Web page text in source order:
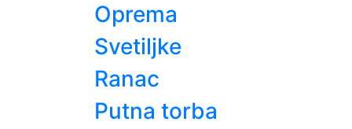
Oprema
Svetiljke
Ranac
Putna torba